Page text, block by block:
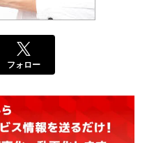
フォロー